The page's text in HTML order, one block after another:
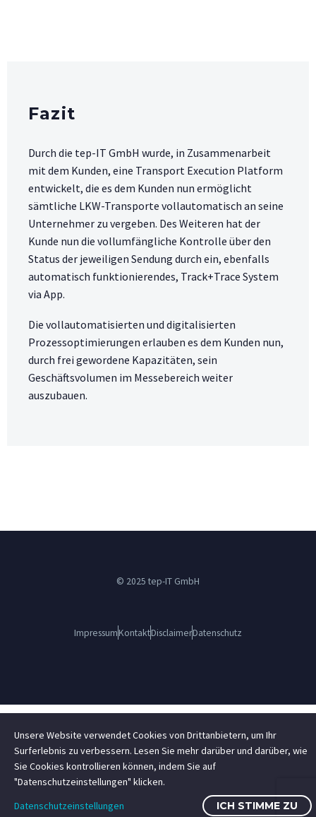
Fazit
Durch die tep-IT GmbH wurde, in Zusammenarbeit
mit dem Kunden, eine Transport Execution Platform
entwickelt, die es dem Kunden nun ermöglicht
sämtliche LKW-Transporte vollautomatisch an seine
Unternehmer zu vergeben. Des Weiteren hat der
Kunde nun die vollumfängliche Kontrolle über den
Status der jeweiligen Sendung durch ein, ebenfalls
automatisch funktionierendes, Track+Trace System
via App.
Die vollautomatisierten und digitalisierten
Prozessoptimierungen erlauben es dem Kunden nun,
durch frei gewordene Kapazitäten, sein
Geschäftsvolumen im Messebereich weiter
auszubauen.
© 2025 tep-IT GmbH
ImpressumKontaktDisclaimerDatenschutz
Unsere Website verwendet Cookies von Drittanbietern, um Ihr
Surferlebnis zu verbessern. Lesen Sie mehr darüber und darüber, wie
Sie Cookies kontrollieren können, indem Sie auf
"Datenschutzeinstellungen" klicken.
Datenschutzeinstellungen
ICH STIMME ZU